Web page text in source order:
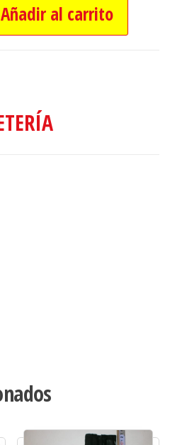
TIPO ALEMANA
Añadir al carrito